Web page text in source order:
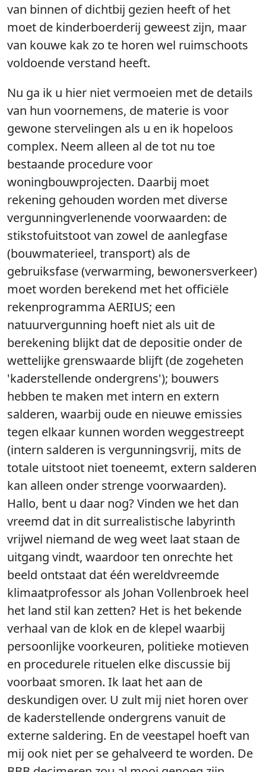
van binnen of dichtbij gezien heeft of het
moet de kinderboerderij geweest zijn, maar
van kouwe kak zo te horen wel ruimschoots
voldoende verstand heeft.
Nu ga ik u hier niet vermoeien met de details
van hun voornemens, de materie is voor
gewone stervelingen als u en ik hopeloos
complex. Neem alleen al de tot nu toe
bestaande procedure voor
woningbouwprojecten. Daarbij moet
rekening gehouden worden met diverse
vergunningverlenende voorwaarden: de
stikstofuitstoot van zowel de aanlegfase
(bouwmaterieel, transport) als de
gebruiksfase (verwarming, bewonersverkeer)
moet worden berekend met het officiële
rekenprogramma AERIUS; een
natuurvergunning hoeft niet als uit de
berekening blijkt dat de depositie onder de
wettelijke grenswaarde blijft (de zogeheten
'kaderstellende ondergrens'); bouwers
hebben te maken met intern en extern
salderen, waarbij oude en nieuwe emissies
tegen elkaar kunnen worden weggestreept
(intern salderen is vergunningsvrij, mits de
totale uitstoot niet toeneemt, extern salderen
kan alleen onder strenge voorwaarden).
Hallo, bent u daar nog? Vinden we het dan
vreemd dat in dit surrealistische labyrinth
vrijwel niemand de weg weet laat staan de
uitgang vindt, waardoor ten onrechte het
beeld ontstaat dat één wereldvreemde
klimaatprofessor als Johan Vollenbroek heel
het land stil kan zetten? Het is het bekende
verhaal van de klok en de klepel waarbij
persoonlijke voorkeuren, politieke motieven
en procedurele rituelen elke discussie bij
voorbaat smoren. Ik laat het aan de
deskundigen over. U zult mij niet horen over
de kaderstellende ondergrens vanuit de
externe saldering. En de veestapel hoeft van
mij ook niet per se gehalveerd te worden. De